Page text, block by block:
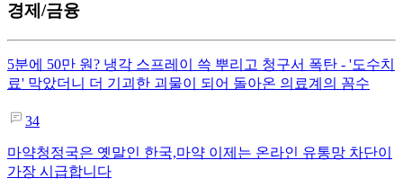
경제/금융
5분에 50만 원? 냉각 스프레이 쓱 뿌리고 청구서 폭탄 - '도수치
료' 막았더니 더 기괴한 괴물이 되어 돌아온 의료계의 꼼수
34
마약청정국은 옛말인 한국,마약 이제는 온라인 유통망 차단이
가장 시급합니다